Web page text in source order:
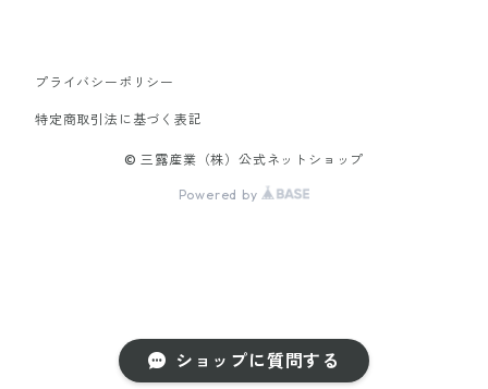
ショップに質問する
プライバシーポリシー
特定商取引法に基づく表記
© 三露産業（株）公式ネットショップ
Powered by